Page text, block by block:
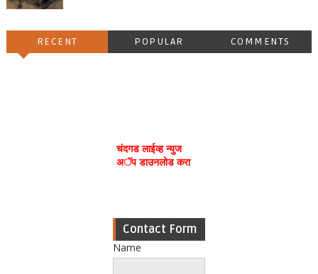
RECENT POPULAR COMMENTS
चंदगड लाईव्ह न्युज
अॅप डाउनलोड करा
Contact Form
Name